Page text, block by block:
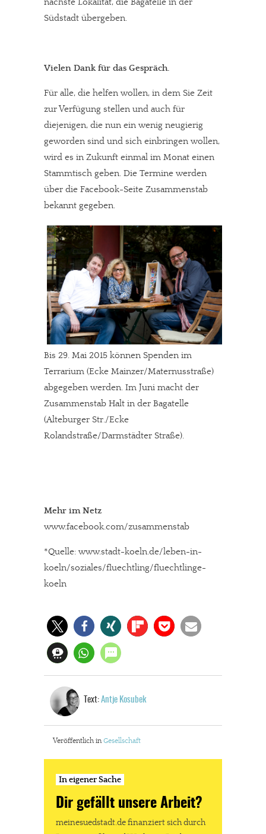
In eigener Sache
Dir gefällt unsere Arbeit?
meinesuedstadt.de finanziert sich durch Partnerprofile und
Werbung. Beide Einnahmequellen sind in den letzten Monaten
stark zurückgegangen.
Solltest Du unsere unabhängige Berichterstattung schätzen,
kannst Du uns mit einer kleinen Spende unterstützen.
Paypal - danke@meinesuedstadt.de
JETZT SPENDEN Schon erledigt!
nächste Lokalität, die Bagatelle in der
Südstadt übergeben.
Vielen Dank für das Gespräch.
Für alle, die helfen wollen, in dem Sie Zeit
zur Verfügung stellen und auch für
diejenigen, die nun ein wenig neugierig
geworden sind und sich einbringen wollen,
wird es in Zukunft einmal im Monat einen
Stammtisch geben. Die Termine werden
über die Facebook-Seite Zusammenstab
bekannt gegeben.
Bis 29. Mai 2015 können Spenden im
Terrarium (Ecke Mainzer/Maternusstraße)
abgegeben werden. Im Juni macht der
Zusammenstab Halt in der Bagatelle
(Alteburger Str./Ecke
Rolandstraße/Darmstädter Straße).
Mehr im Netz
www.facebook.com/zusammenstab
*Quelle: www.stadt-koeln.de/leben-in-
koeln/soziales/fluechtling/fluechtlinge-
koeln
Text: Antje Kosubek
Veröffentlich in Gesellschaft
In eigener Sache
Dir gefällt unsere Arbeit?
meinesuedstadt.de finanziert sich durch